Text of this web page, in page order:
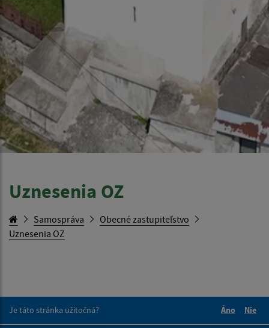
Uznesenia OZ
Samospráva
Obecné zastupiteľstvo
Uznesenia OZ
Je táto stránka užitočná?
Áno
Nie